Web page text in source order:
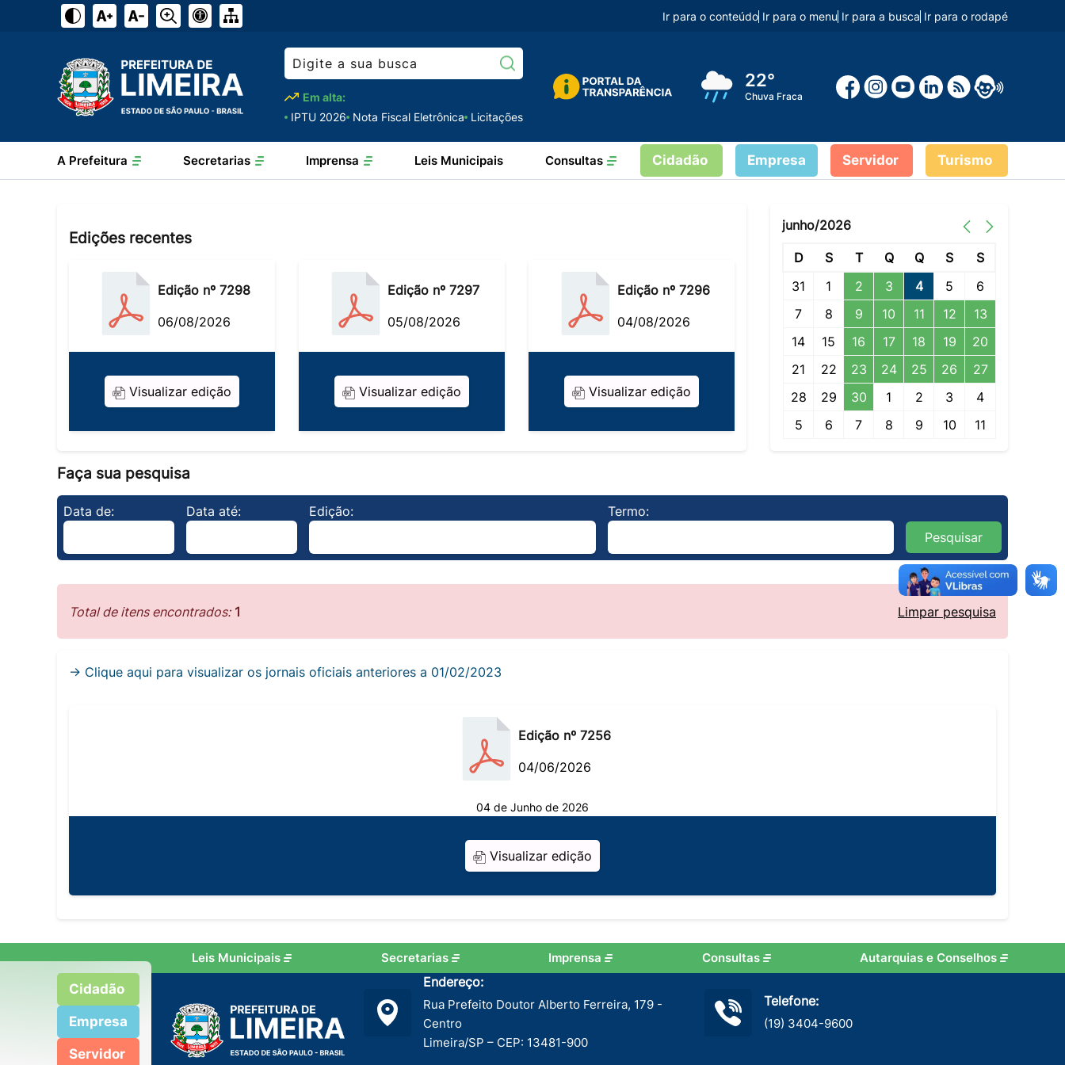
Ir para o conteúdo Ir para o menu Ir para a busca Ir para o rodapé
Em alta:
IPTU 2026 Nota Fiscal Eletrônica Licitações
22°
Chuva Fraca
Leis Municipais
A Prefeitura Secretarias Imprensa Consultas Cidadão Empresa Servidor Turismo
Edições recentes
Edição nº 7298
06/08/2026
Visualizar edição
Edição nº 7297
05/08/2026
Visualizar edição
Edição nº 7296
04/08/2026
Visualizar edição
junho/2026
D S T Q Q S
S
31
1 2 3 4 5
6
7
8 9 10 11 12
13
14
15 16 17 18 19
20
21
22 23 24 25 26
27
28
29 30 1 2 3
4
5
6 7 8 9 10 11
Faça sua pesquisa
Data de: Data até: Edição:
Termo:
Pesquisar
Total de itens encontrados: 1 Limpar pesquisa
→ Clique aqui para visualizar os jornais oficiais anteriores a 01/02/2023
Edição nº 7256
04/06/2026
04 de Junho de 2026
Visualizar edição
Leis Municipais Secretarias Imprensa Consultas Autarquias e Conselhos
Cidadão
Empresa
Servidor
Endereço:
Rua Prefeito Doutor Alberto Ferreira, 179 -
Centro
Limeira/SP – CEP: 13481-900
Telefone:
(19) 3404-9600